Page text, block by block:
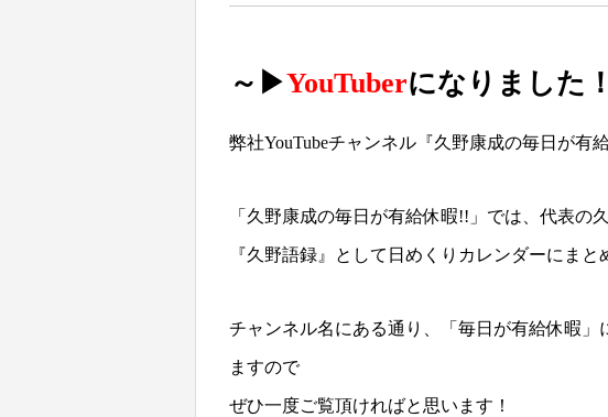
～▶YouTuberになりました
弊社YouTubeチャンネル 『久野康成の毎日が有
「久野康成の毎日が有給休暇!!」では、代表の
『久野語録』として日めくりカレンダーにまと
チャンネル名にある通り、「毎日が有給休暇
ますので
ぜひ一度ご覧頂ければと思います！